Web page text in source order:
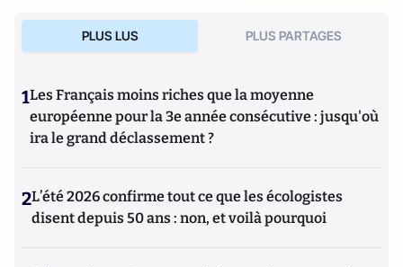
PLUS LUS PLUS PARTAGES
1Les Français moins riches que la moyenne
européenne pour la 3e année consécutive : jusqu'où
ira le grand déclassement ?
2L’été 2026 confirme tout ce que les écologistes
disent depuis 50 ans : non, et voilà pourquoi